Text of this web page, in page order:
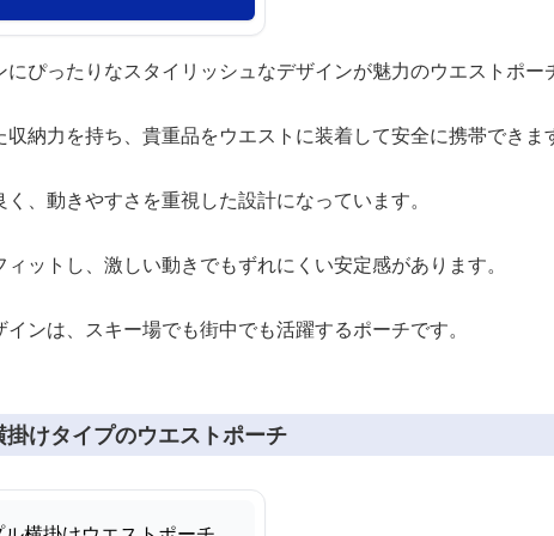
ぴったりなスタイリッシュなデザインが魅力のウエストポー
納力を持ち、貴重品をウエストに装着して安全に携帯できま
、動きやすさを重視した設計になっています。
ットし、激しい動きでもずれにくい安定感があります。
ンは、スキー場でも街中でも活躍するポーチです。
けタイプのウエストポーチ